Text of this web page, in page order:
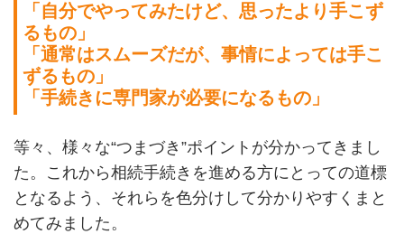
「自分でやってみたけど、思ったより手こず
るもの」
「通常はスムーズだが、事情によっては手こ
ずるもの」
「手続きに専門家が必要になるもの」
等々、様々な“つまづき”ポイントが分かってきまし
た。これから相続手続きを進める方にとっての道標
となるよう、それらを色分けして分かりやすくまと
めてみました。